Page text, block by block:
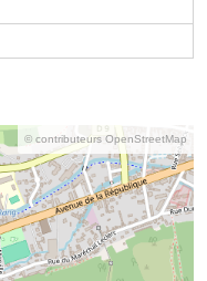
© contributeurs OpenStreetMap